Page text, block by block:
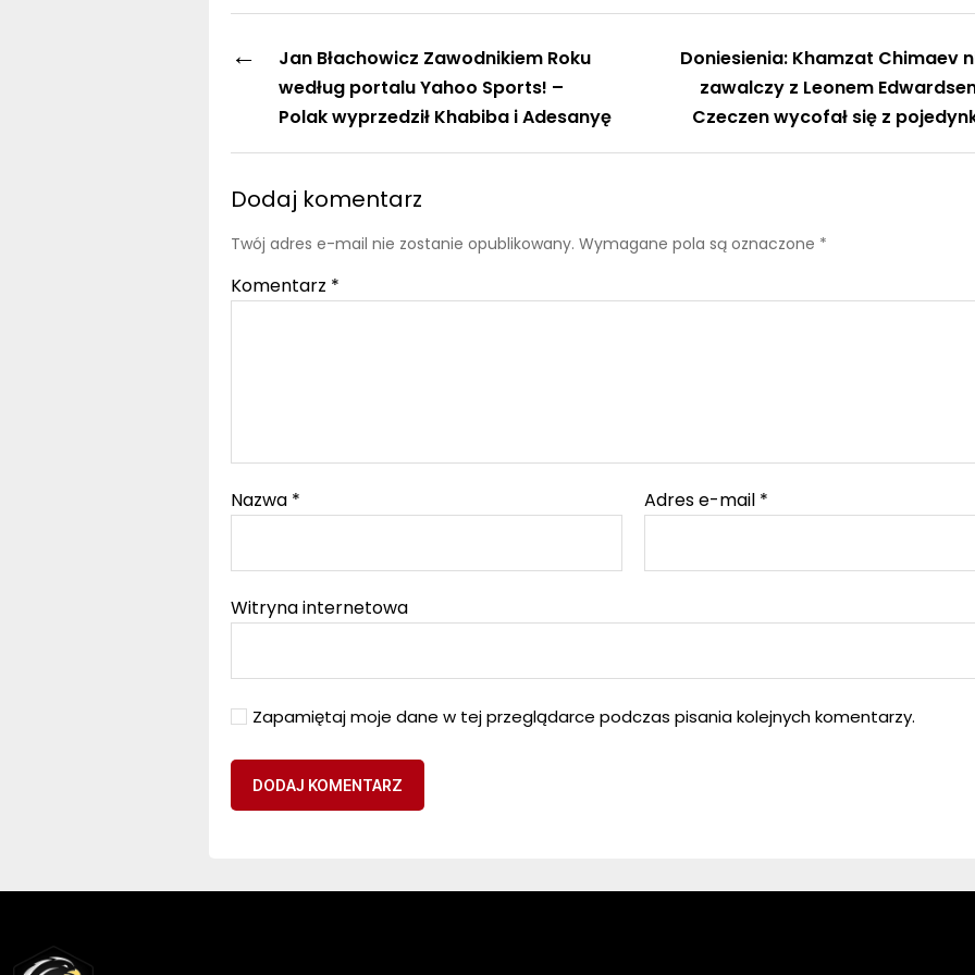
←
Jan Błachowicz Zawodnikiem Roku
według portalu Yahoo Sports! –
Polak wyprzedził Khabiba i Adesanyę
Doniesienia: Khamzat Chimaev
zawalczy z Leonem
Czeczen wycofał się z
Dodaj komentarz
Twój adres e-mail nie zostanie opublikowany. Wymagane pola są oznaczone *
Komentarz *
Nazwa * Adres e-mail *
Witryna internetowa
Zapamiętaj moje dane w tej przeglądarce podczas pisania kolejnych komentarzy.